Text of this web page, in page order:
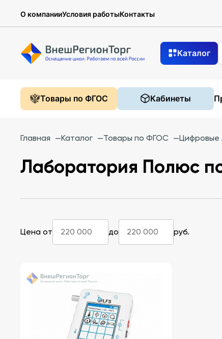
О компанииУсловия работыКонтакты
Каталог
Товары по ФГОС Кабинеты
Главная —Каталог —Товары по ФГОС —Цифровые
Лаборатория Полюс
Цена от до руб.